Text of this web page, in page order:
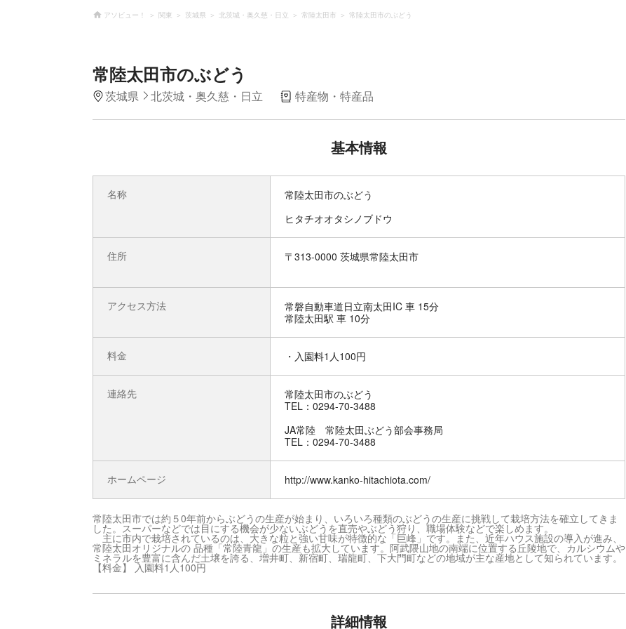
アソビュー！ 関東 茨城県 北茨城・奥久慈・日立 常陸太田市 常陸太田市のぶどう
常陸太田市のぶどう
茨城県 北茨城・奥久慈・日立 特産物・特産品
基本情報
名称
常陸太田市のぶどう
ヒタチオオタシノブドウ
住所 〒313-0000 茨城県常陸太田市
アクセス方法
常磐自動車道日立南太田IC 車 15分
常陸太田駅 車 10分
料金 ・入園料1人100円
連絡先
常陸太田市のぶどう
TEL：0294-70-3488
JA常陸 常陸太田ぶどう部会事務局
TEL：0294-70-3488
ホームページ http://www.kanko-hitachiota.com/
常陸太田市では約５0年前からぶどうの生産が始まり、いろいろ種類のぶどうの生産に挑戦して栽培方法を確立してきま
した。スーパーなどでは目にする機会が少ないぶどうを直売やぶどう狩り、職場体験などで楽しめます。
主に市内で栽培されているのは、大きな粒と強い甘味が特徴的な「巨峰」です。また、近年ハウス施設の導入が進み、
常陸太田オリジナルの 品種「常陸青龍」の生産も拡大しています。阿武隈山地の南端に位置する丘陵地で、カルシウムや
ミネラルを豊富に含んだ土壌を誇る、増井町、新宿町、瑞龍町、下大門町などの地域が主な産地として知られています。
【料金】 入園料1人100円
詳細情報